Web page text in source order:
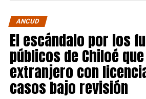
ANCUD
El escándalo por los
públicos de Chiloé
extranjero con
casos bajo revisión